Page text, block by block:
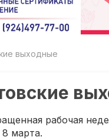
выходные
рабочая
марта.